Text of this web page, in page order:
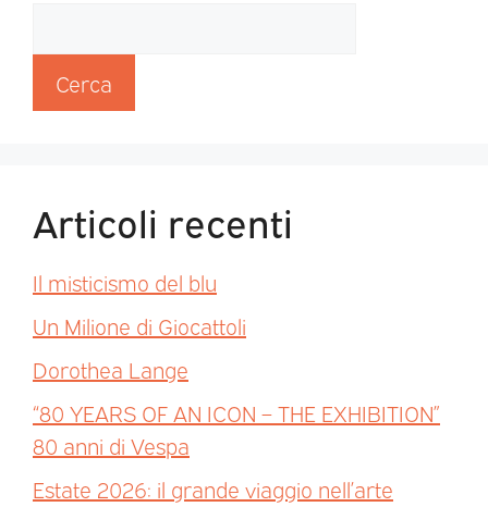
Cerca
Articoli recenti
Il misticismo del blu
Un Milione di Giocattoli
Dorothea Lange
“80 YEARS OF AN ICON – THE EXHIBITION”
80 anni di Vespa
Estate 2026: il grande viaggio nell’arte